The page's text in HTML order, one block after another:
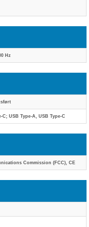
Hz
C; USB Type-A, USB Type-C
Commission (FCC), CE